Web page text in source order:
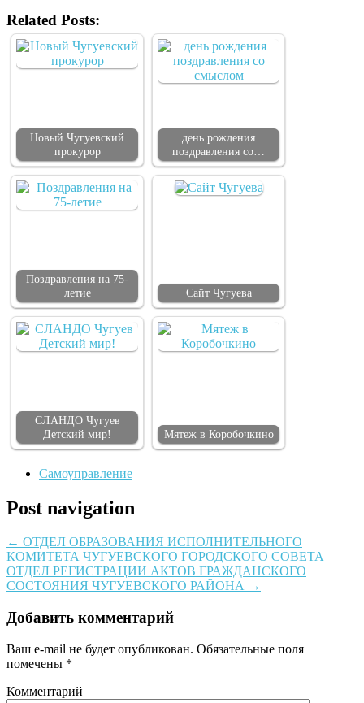
Related Posts:
Новый Чугуевский
прокурор
день рождения
поздравления со…
Поздравления на 75-
летие
Сайт Чугуева
СЛАНДО Чугуев
Детский мир!
Мятеж в Коробочкино
Самоуправление
Post navigation
← ОТДЕЛ ОБРАЗОВАНИЯ ИСПОЛНИТЕЛЬНОГО
КОМИТЕТА ЧУГУЕВСКОГО ГОРОДСКОГО СОВЕТА
ОТДЕЛ РЕГИСТРАЦИИ АКТОВ ГРАЖДАНСКОГО
СОСТОЯНИЯ ЧУГУЕВСКОГО РАЙОНА →
Добавить комментарий
Ваш e-mail не будет опубликован. Обязательные поля
помечены *
Комментарий